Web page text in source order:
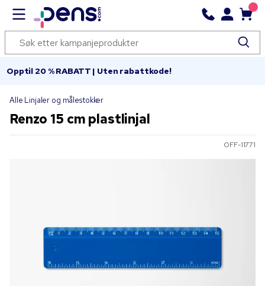
Opptil 20 % RABATT | Uten rabattkode!
Alle Linjaler og målestokker
Renzo 15 cm plastlinjal
OFF-11771